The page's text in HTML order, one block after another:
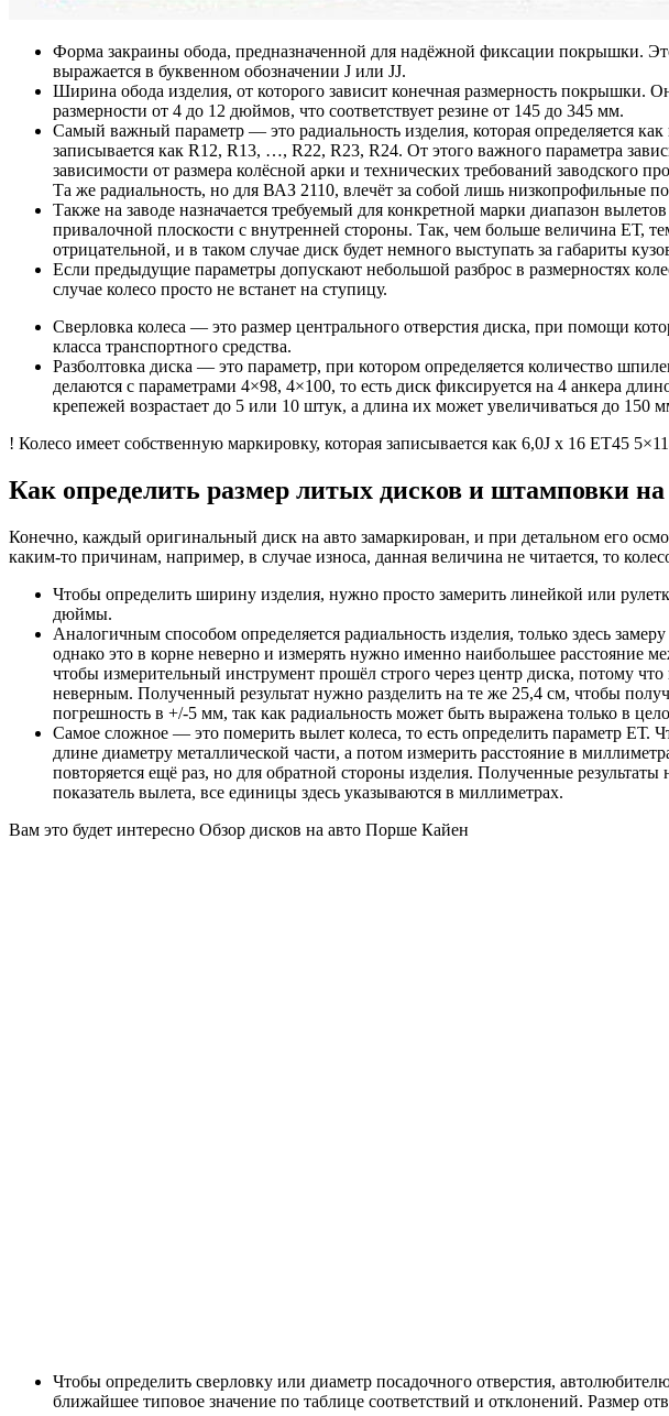
Форма закраины обода, предназначенной для надёжной фиксации покрышки.
выражается в буквенном обозначении J или JJ.
Ширина обода изделия, от которого зависит конечная размерность
размерности от 4 до 12 дюймов, что соответствует резине от 145 до 345 мм.
Самый важный параметр — это радиальность изделия, которая определяется
записывается как R12, R13, …, R22, R23, R24. От этого важного параметра
зависимости от размера колёсной арки и технических требований заводского
Та же радиальность, но для ВАЗ 2110, влечёт за собой лишь низкопрофильные
Также на заводе назначается требуемый для конкретной марки диапазон
привалочной плоскости с внутренней стороны. Так, чем больше величина ЕТ,
отрицательной, и в таком случае диск будет немного выступать за габариты
Если предыдущие параметры допускают небольшой разброс в размерностях
случае колесо просто не встанет на ступицу.
Сверловка колеса — это размер центрального отверстия диска, при помощи
класса транспортного средства.
Разболтовка диска — это параметр, при котором определяется количество
делаются с параметрами 4×98, 4×100, то есть диск фиксируется на 4 анкера
крепежей возрастает до 5 или 10 штук, а длина их может увеличиваться до 150
! Колесо имеет собственную маркировку, которая записывается как 6,0J x 16 ET45
Как определить размер литых дисков и штамповки на
Конечно, каждый оригинальный диск на авто замаркирован, и при детальном его
каким-то причинам, например, в случае износа, данная величина не читается, то
Чтобы определить ширину изделия, нужно просто замерить линейкой или
дюймы.
Аналогичным способом определяется радиальность изделия, только здесь
однако это в корне неверно и измерять нужно именно наибольшее расстояние
чтобы измерительный инструмент прошёл строго через центр диска, потому
неверным. Полученный результат нужно разделить на те же 25,4 см, чтобы
погрешность в +/-5 мм, так как радиальность может быть выражена только в
Самое сложное — это померить вылет колеса, то есть определить параметр ЕТ.
длине диаметру металлической части, а потом измерить расстояние в
повторяется ещё раз, но для обратной стороны изделия. Полученные
показатель вылета, все единицы здесь указываются в миллиметрах.
Вам это будет интересно Обзор дисков на авто Порше Кайен
Чтобы определить сверловку или диаметр посадочного отверстия,
ближайшее типовое значение по таблице соответствий и отклонений. Размер